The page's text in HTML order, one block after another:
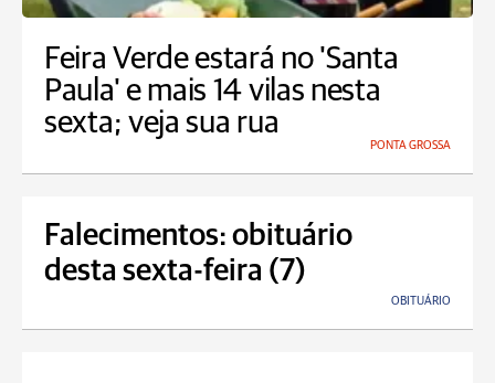
Feira Verde estará no 'Santa
Paula' e mais 14 vilas nesta
sexta; veja sua rua
PONTA GROSSA
Falecimentos: obituário
desta sexta-feira (7)
OBITUÁRIO